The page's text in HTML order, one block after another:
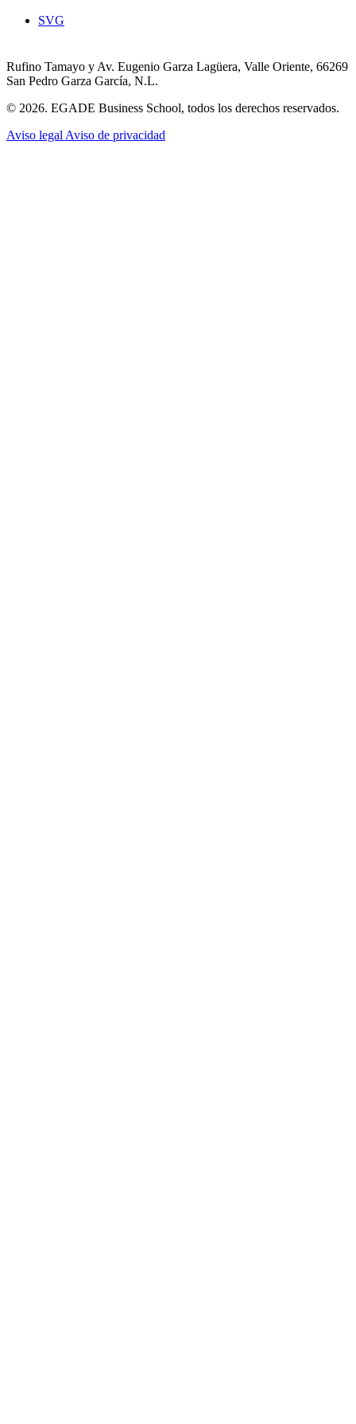
SVG
Rufino Tamayo y Av. Eugenio Garza Lagüera, Valle Oriente, 66269
San Pedro Garza García, N.L.
© 2026. EGADE Business School, todos los derechos reservados.
Aviso legal Aviso de privacidad